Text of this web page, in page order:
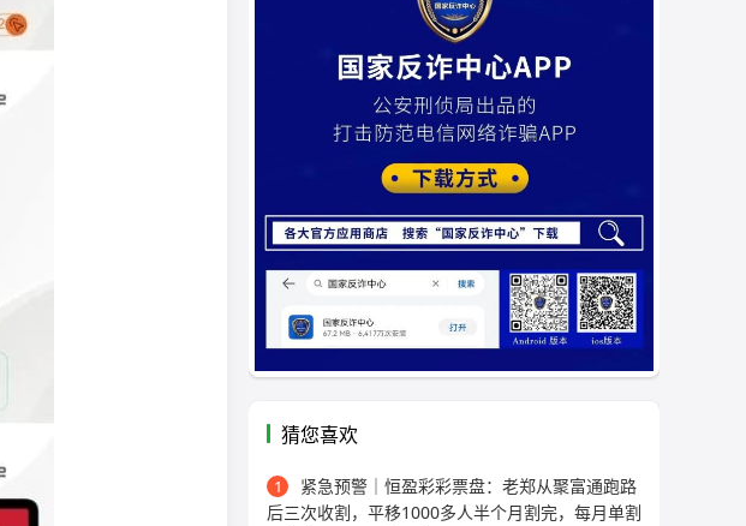
猜您喜欢
1
紧急预警｜恒盈彩彩票盘：老郑从聚富通跑路
后三次收割，平移1000多人半个月割完，每月单割